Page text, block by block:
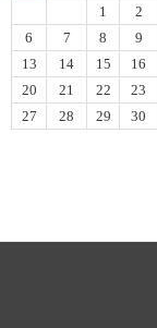
1 2
6
7 8 9
13
14 15 16
20
21 22 23
27
28 29 30